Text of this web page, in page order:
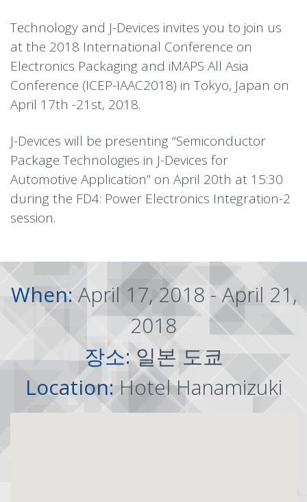
Technology and J-Devices invites you to join us
at the 2018 International Conference on
Electronics Packaging and iMAPS All Asia
Conference (ICEP-IAAC2018) in Tokyo, Japan on
April 17th -21st, 2018.
J-Devices will be presenting “Semiconductor
Package Technologies in J-Devices for
Automotive Application” on April 20th at 15:30
during the FD4: Power Electronics Integration-2
session.
When: April 17, 2018 - April 21,
2018
장소:일본 도쿄
Location: Hotel Hanamizuki